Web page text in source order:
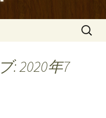
検
: 2020年7